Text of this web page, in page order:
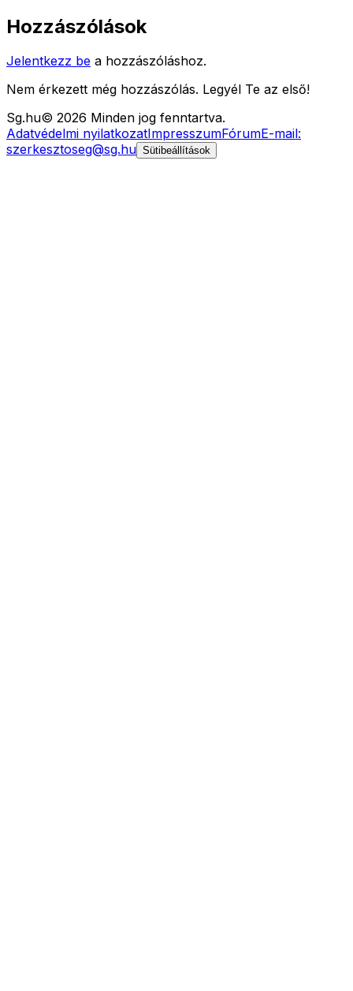
Hozzászólások
Jelentkezz be a hozzászóláshoz.
Nem érkezett még hozzászólás. Legyél Te az első!
Sg.hu© 2026 Minden jog fenntartva.
Adatvédelmi nyilatkozatImpresszumFórumE-mail:
szerkesztoseg@sg.hu Sütibeállítások